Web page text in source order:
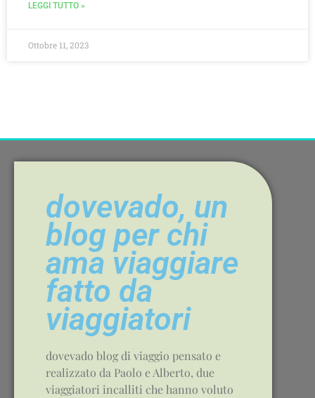
LEGGI TUTTO »
Ottobre 11, 2023
dovevado, un
blog per chi
ama viaggiare
fatto da
viaggiatori
dovevado blog di viaggio pensato e
realizzato da Paolo e Alberto, due
viaggiatori incalliti che hanno voluto